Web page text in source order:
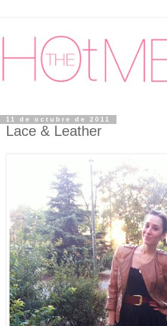
11 de octubre de 2011
Lace & Leather